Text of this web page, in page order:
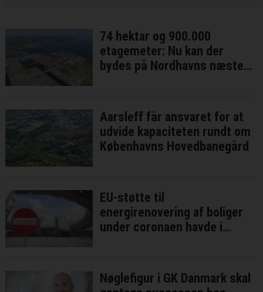
74 hektar og 900.000
etagemeter: Nu kan der
bydes på Nordhavns næste
Aarsleff får ansvaret for at
udvide kapaciteten rundt om
Københavns Hovedbanegård
EU-støtte til
energirenovering af boliger
under coronaen havde i
Nøglefigur i GK Danmark skal